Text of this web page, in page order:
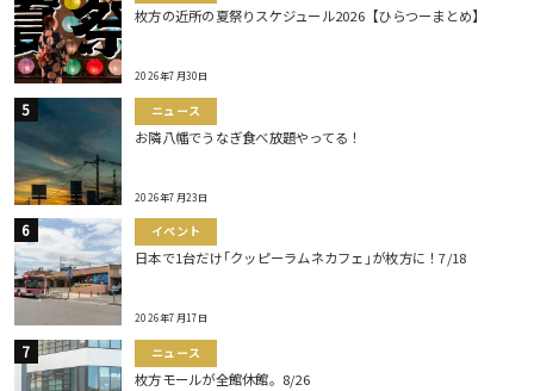
枚方の近所の夏祭りスケジュール2026【ひらつーまとめ】
2026年7月30日
ニュース
お隣八幡でうなぎ食べ放題やってる！
2026年7月23日
イベント
日本で1台だけ｢クッピーラムネカフェ｣が枚方に！7/18
2026年7月17日
ニュース
枚方モールが全館休館。8/26